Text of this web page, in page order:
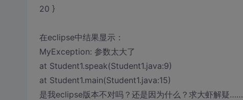
20 }
在eclipse中结果显示：
MyException: 参数太大了
at Student1.speak(Student1.java:9)
at Student1.main(Student1.java:15)
是我eclipse版本不对吗？还是因为什么？求大虾解疑……